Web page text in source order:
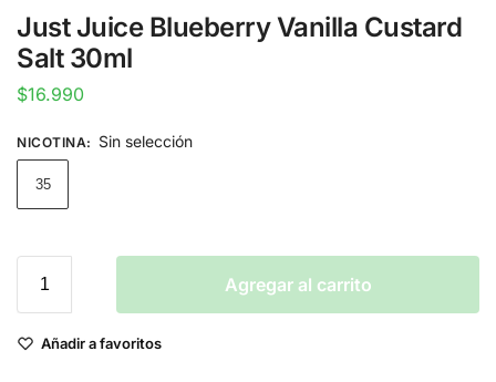
Just Juice Blueberry Vanilla Custard
Salt 30ml
$16.990
NICOTINA: Sin selección
35
Agregar al carrito
Añadir a favoritos